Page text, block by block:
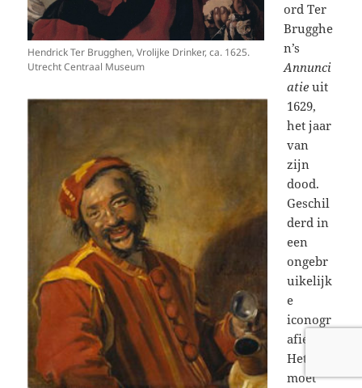
Hendrick Ter Brugghen, Vrolijke Drinker, ca. 1625.
Utrecht Centraal Museum
ord Ter
Brugghe
n’s
Annunci
atieuit
1629,
het jaar
van
zijn
dood.
Geschil
derd in
een
ongebr
uikelijk
e
iconogr
afie.
Het
moet